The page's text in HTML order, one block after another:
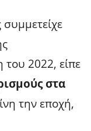
του 2022, είπε
στα
την εποχή,